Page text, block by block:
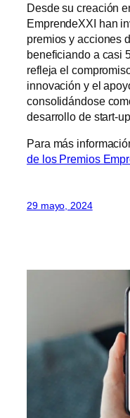
Desde su creación
EmprendeXXI han
premios y acciones
beneficiando a casi
refleja el
innovación y el
consolidándose
desarrollo de start-
Para más
de los Premios
29 mayo, 2024